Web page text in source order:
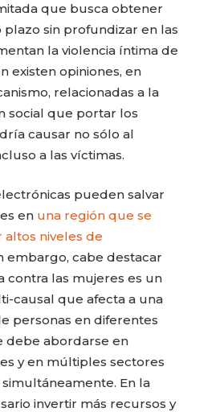
que busca obtener
plazo sin profundizar en las
la violencia íntima de
existen opiniones, en
relacionadas a la
social que portar los
causar no sólo al
a las víctimas.
pueden salvar
en una región que se
altos niveles de
embargo, cabe destacar
contra las mujeres es un
causal que afecta a una
personas en diferentes
debe abordarse en
y en múltiples sectores
En la
invertir más recursos y